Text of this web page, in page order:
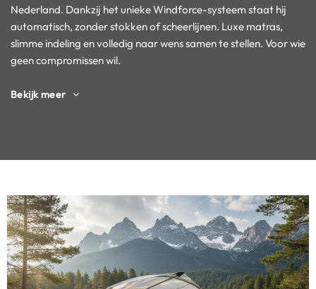
Nederland. Dankzij het unieke Windforce-systeem staat hij
automatisch, zonder stokken of scheerlijnen. Luxe matras,
slimme indeling en volledig naar wens samen te stellen. Voor wie
geen compromissen wil.
Bekijk meer